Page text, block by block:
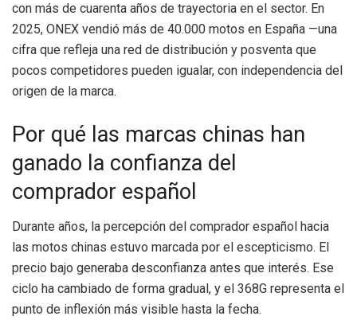
con más de cuarenta años de trayectoria en el sector. En
2025, ONEX vendió más de 40.000 motos en España —una
cifra que refleja una red de distribución y posventa que
pocos competidores pueden igualar, con independencia del
origen de la marca.
Por qué las marcas chinas han
ganado la confianza del
comprador español
Durante años, la percepción del comprador español hacia
las motos chinas estuvo marcada por el escepticismo. El
precio bajo generaba desconfianza antes que interés. Ese
ciclo ha cambiado de forma gradual, y el 368G representa el
punto de inflexión más visible hasta la fecha.